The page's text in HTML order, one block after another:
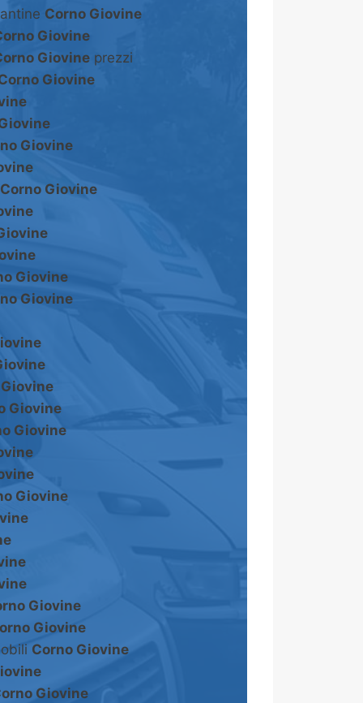
Corno Giovine
Giovine
Giovine prezzi
Giovine
Giovine
Corno Giovine
Giovine
Giovine
Giovine
Giovine
Giovine
Giovine
Giovine
Corno Giovine
Giovine